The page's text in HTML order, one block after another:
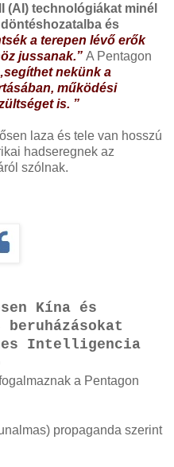
(AI) technológiákat minél
és
a terepen lévő erők
jussanak.” A Pentagon
nekünk a
működési
is. ”
laza és tele van hosszú
hadseregnek az
szólnak.
Kína és
Intelligencia
a Pentagon
propaganda szerint